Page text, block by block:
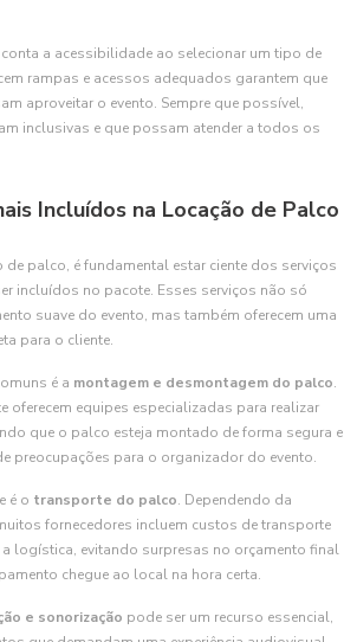
a acessibilidade ao selecionar um tipo de
rampas e acessos adequados garantem que
aproveitar o evento. Sempre que possível,
inclusivas e que possam atender a todos os
Incluídos na Locação de Palco
palco, é fundamental estar ciente dos serviços
incluídos no pacote. Esses serviços não só
suave do evento, mas também oferecem uma
para o cliente.
é a montagem e desmontagem do palco.
oferecem equipes especializadas para realizar
que o palco esteja montado de forma segura e
preocupações para o organizador do evento.
é o transporte do palco. Dependendo da
fornecedores incluem custos de transporte
logística, evitando surpresas no orçamento final
chegue ao local na hora certa.
e sonorização pode ser um recurso essencial,